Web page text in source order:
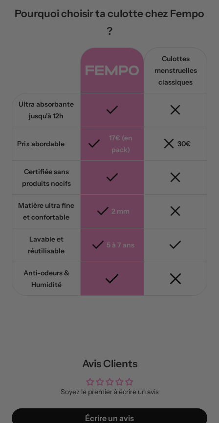
Pourquoi choisir ta culotte chez Fempo
?
Culottes
menstruelles
classiques
Ultra absorbante
jusqu'à 12h
Prix abordable
17€ (en
pack)
30€
Certifiée sans
produits nocifs
Matière ultra fine
et confortable
2 mm
Lavable et
réutilisable
5 à 7 ans
Anti-odeurs &
Humidité
Avis Clients
Soyez le premier à écrire un avis
Écrire un avis